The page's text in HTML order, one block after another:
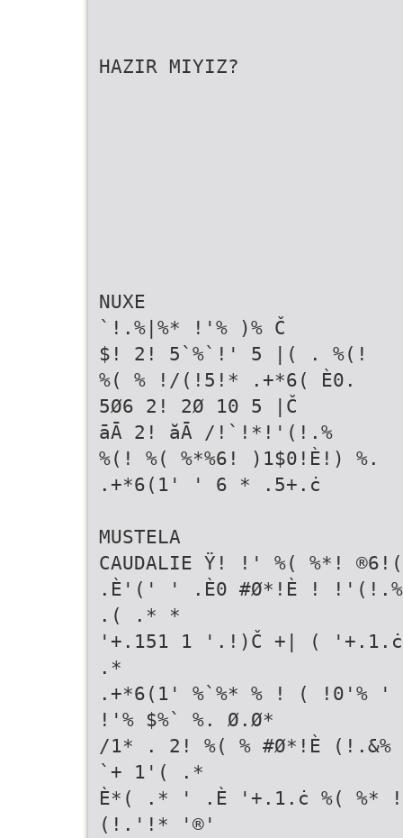
HAZIR MIYIZ?
NUXE
`!.%|%* !'% )% Č
$! 2! 5`%`!' 5 |( . %(!
%( % !/(!5!* .+*6( È0. 
5Ø6 2! 2Ø 10 5 |Č
āĀ 2! ăĀ /!`!*!'(!.%
%(! %( %*%6! )1$0!È!) %.
.+*6(1' ' 6 * .5+.ċ
MUSTELA
CAUDALIE Ÿ! !' %( %*!
.È'(' ' .È0 #Ø*!È !
.( .* *
'+.151 1 '.!)Č +| ( '+.1.ċ
.*
.+*6(1' %`%* % ! ( !0'%
!'% $%` %. Ø.Ø*
/1* . 2! %( % #Ø*!È
`+ 1'( .*
È*( .* ' .È '+.1.ċ %(
(!.'!* '®'